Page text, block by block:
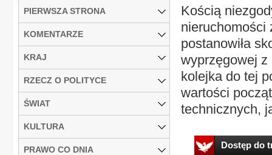
Kością
nieruchomości
postanowiła
wyprzęgowej z
kolejka do tej
wartości
technicznych,
Dostęp do
PIERWSZA STRONA
KOMENTARZE
KRAJ
RZECZ O POLITYCE
ŚWIAT
KULTURA
PRAWO CO DNIA